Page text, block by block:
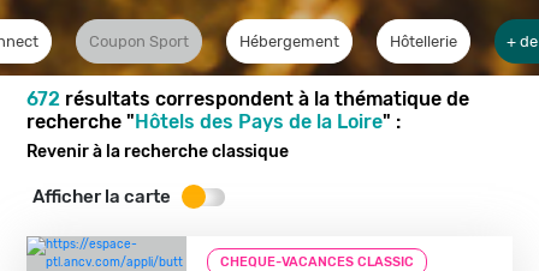
Coupon Sport Hébergement Hôtellerie +
672 résultats correspondent à la thématique de
recherche "Hôtels des Pays de la Loire" :
Revenir à la recherche classique
Afficher la carte
CHEQUE-VACANCES CLASSIC